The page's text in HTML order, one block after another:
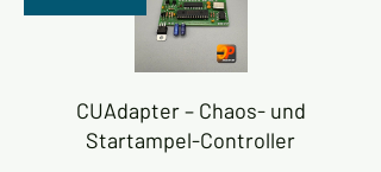
CUAdapter – Chaos- und
Startampel-Controller